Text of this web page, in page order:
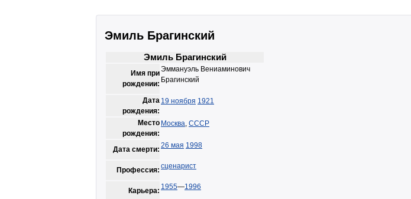
Эмиль Брагинский
Эмиль Брагинский
Имя при
рождении:
Эммануэль Вениаминович
Брагинский
Дата
рождения:
19 ноября 1921
Место
рождения:
Москва, СССР
Дата смерти: 26 мая 1998
Профессия: сценарист
Карьера: 1955—1996